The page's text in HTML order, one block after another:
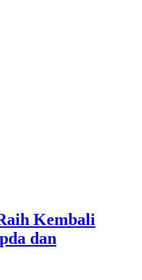
Kembali
dan